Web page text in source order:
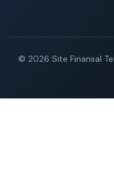
© 2026 Site Finansal